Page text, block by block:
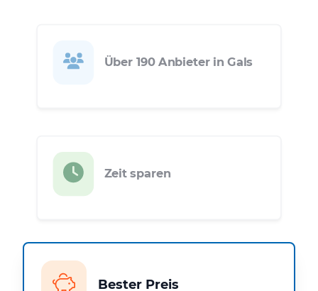
Über 190 Anbieter in Gals
Zeit sparen
Bester Preis